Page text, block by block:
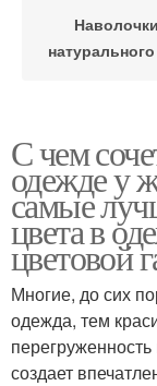
С чем
одежде у
самые
цвета в
цветовой
Многие, до сих
одежда, тем
создает